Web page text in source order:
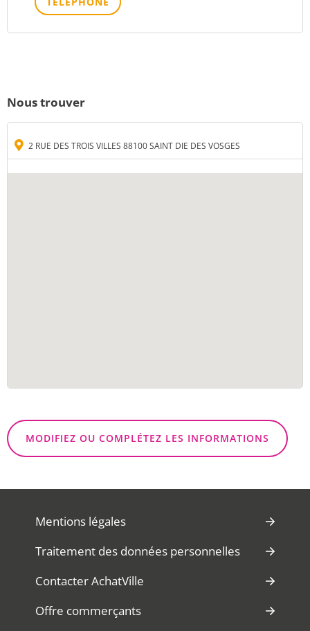
Nous trouver
2 RUE DES TROIS VILLES 88100 SAINT DIE DES VOSGES
MODIFIEZ OU COMPLÉTEZ LES INFORMATIONS
Mentions légales
Traitement des données personnelles
Contacter AchatVille
Offre commerçants